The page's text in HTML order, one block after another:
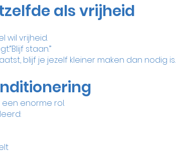
als vrijheid
wil vrijheid.
staan.”
blijf je jezelf kleiner maken dan nodig is.
enorme rol.